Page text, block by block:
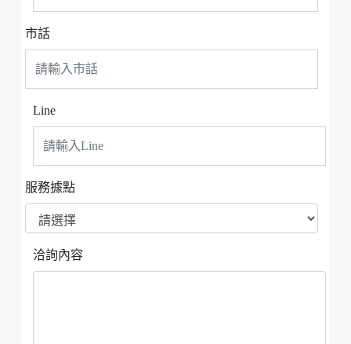
市話
Line
服務據點
洽詢內容